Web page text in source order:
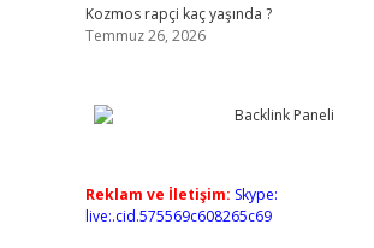
Kozmos rapçi kaç yaşında ?
Temmuz 26, 2026
Reklam ve İletişim: Skype:
live:.cid.575569c608265c69